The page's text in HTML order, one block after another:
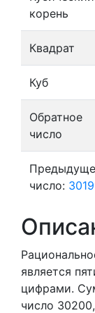
корень
Квадрат
Куб
Обратное
число
число:
является
цифрами.
число